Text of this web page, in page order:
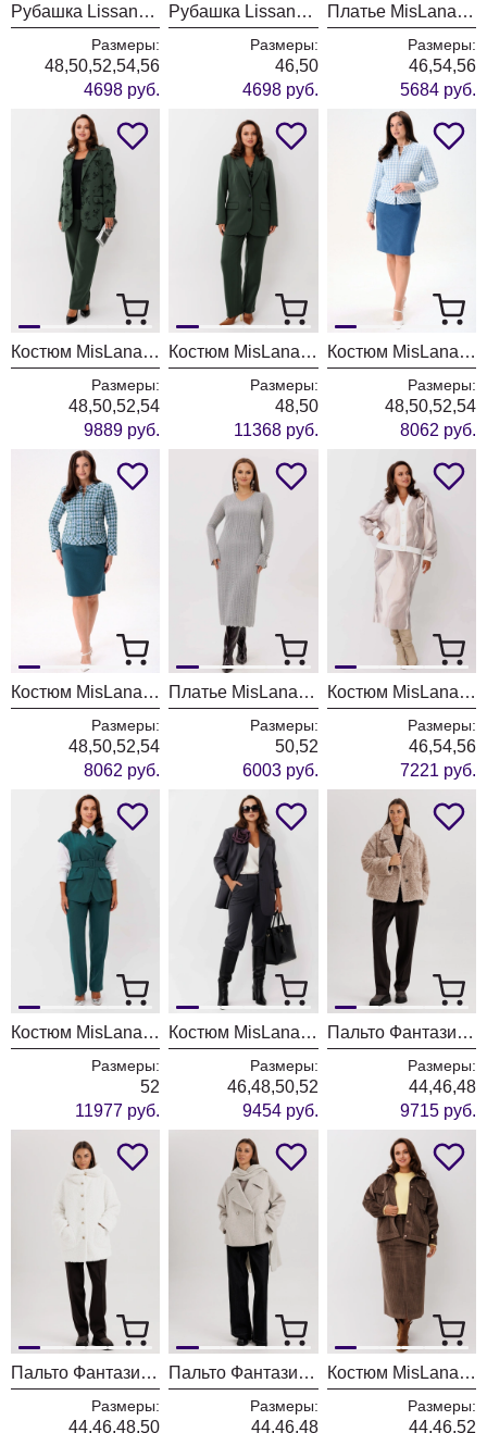
Рубашка Lissana 5037 красный
Размеры:
48,50,52,54,56
4698 руб.
Рубашка Lissana 5037 синий
Размеры:
46,50
4698 руб.
Платье MisLana 1188 какао
Размеры:
46,54,56
5684 руб.
Костюм MisLana 1267
Размеры:
48,50,52,54
9889 руб.
Костюм MisLana 1263
Размеры:
48,50
11368 руб.
Костюм MisLana 11006 голубой
Размеры:
48,50,52,54
8062 руб.
Костюм MisLana 11006 морская волна
Размеры:
48,50,52,54
8062 руб.
Платье MisLana 1239
Размеры:
50,52
6003 руб.
Костюм MisLana 1265
Размеры:
46,54,56
7221 руб.
Костюм MisLana 12522 морская волна
Размеры:
52
11977 руб.
Костюм MisLana 1249 полоска розовая
Размеры:
46,48,50,52
9454 руб.
Пальто Фантазия Мод 5281
Размеры:
44,46,48
9715 руб.
Пальто Фантазия Мод 5276
Размеры:
44,46,48,50
Пальто Фантазия Мод 5279
Размеры:
44,46,48
Костюм MisLana 1245к шоколадный
Размеры:
44,46,52